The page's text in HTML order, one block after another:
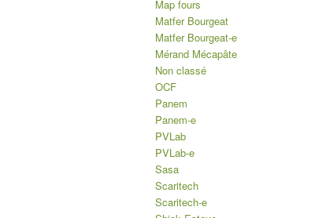
Map fours
Matfer Bourgeat
Matfer Bourgeat-e
Mérand Mécapâte
Non classé
OCF
Panem
Panem-e
PVLab
PVLab-e
Sasa
Scaritech
Scaritech-e